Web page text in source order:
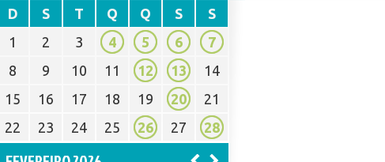
D S T Q Q S
S
1
2 3 4 5 6
7
8
9 10 11 12 13
14
15
16 17 18 19 20
21
22
23 24 25 26 27 28